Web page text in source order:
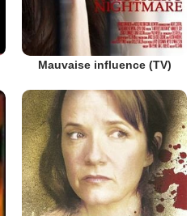
Mauvaise influence (TV)